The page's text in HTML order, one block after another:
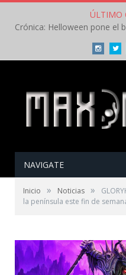
ÚLTIMO
Instagram
NAVIGATE
Inicio » Noticias »
la península este fin de